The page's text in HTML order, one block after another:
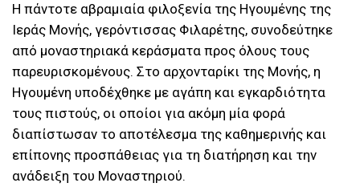
Η πάντοτε αβραμιαία φιλοξενία της Ηγουμένης της
Ιεράς Μονής, γερόντισσας Φιλαρέτης, συνοδεύτηκε
από μοναστηριακά κεράσματα προς όλους τους
παρευρισκομένους. Στο αρχονταρίκι της Μονής, η
Ηγουμένη υποδέχθηκε με αγάπη και εγκαρδιότητα
τους πιστούς, οι οποίοι για ακόμη μία φορά
διαπίστωσαν το αποτέλεσμα της καθημερινής και
επίπονης προσπάθειας για τη διατήρηση και την
ανάδειξη του Μοναστηριού.